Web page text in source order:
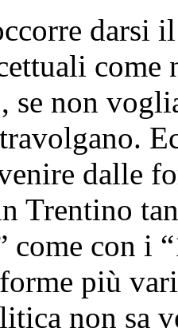
darsi
se non
dalle
Trentino
come con i
più
non sa